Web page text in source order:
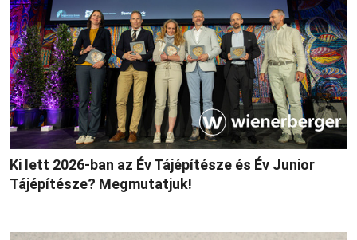
Ki lett 2026-ban az Év Tájépítésze és Év Junior
Tájépítésze? Megmutatjuk!